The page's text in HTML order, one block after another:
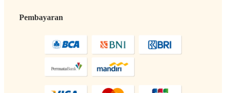
Pembayaran